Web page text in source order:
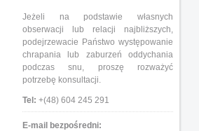
Jeżeli na podstawie własnych
obserwacji lub relacji najbliższych,
podejrzewacie Państwo występowanie
chrapania lub zaburzeń oddychania
podczas snu, proszę rozważyć
potrzebę konsultacji.
Tel: +(48) 604 245 291
E-mail bezpośredni: